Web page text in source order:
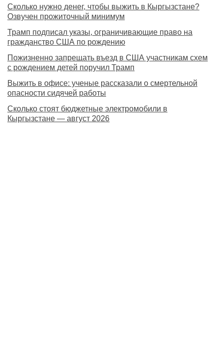
Сколько нужно денег, чтобы выжить в Кыргызстане?
Озвучен прожиточный минимум
Трамп подписал указы, ограничивающие право на
гражданство США по рождению
Пожизненно запрещать въезд в США участникам схем
с рождением детей поручил Трамп
Выжить в офисе: ученые рассказали о смертельной
опасности сидячей работы
Сколько стоят бюджетные электромобили в
Кыргызстане — август 2026